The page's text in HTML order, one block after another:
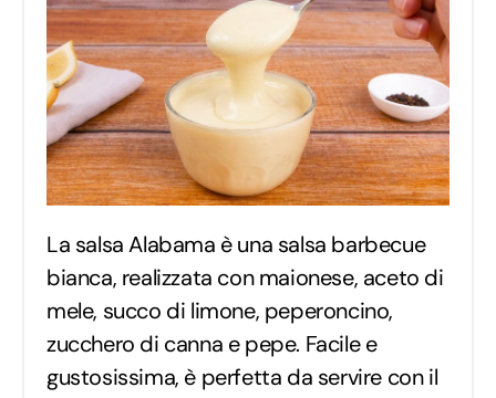
La salsa Alabama è una salsa barbecue
bianca, realizzata con maionese, aceto di
mele, succo di limone, peperoncino,
zucchero di canna e pepe. Facile e
gustosissima, è perfetta da servire con il